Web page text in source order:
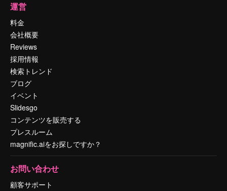
運営
料金
会社概要
Reviews
採用情報
検索トレンド
ブログ
イベント
Slidesgo
コンテンツを販売する
プレスルーム
magnific.aiをお探しですか？
お問い合わせ
顧客サポート